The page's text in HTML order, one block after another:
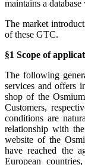
maintains a
The market
of these GTC.
§1 Scope of
The following
services and offers
shop of the
Customers,
conditions are
relationship with
website of the
have reached the
European